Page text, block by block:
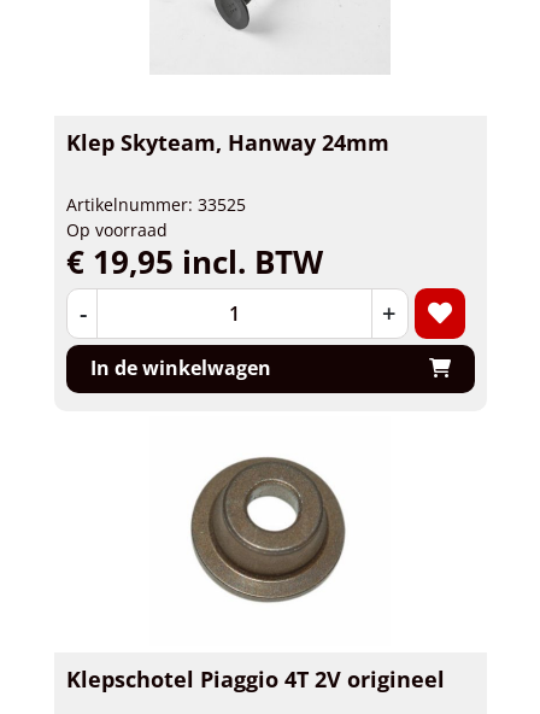
Klep Skyteam, Hanway 24mm
Artikelnummer: 33525
Op voorraad
€ 19,95 incl. BTW
- +
In de winkelwagen
Klepschotel Piaggio 4T 2V origineel